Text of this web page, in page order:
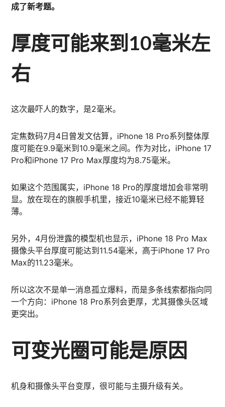
成了新考题。
厚度可能来到10毫米左
右
这次最吓人的数字，是2毫米。
定焦数码7月4日曾发文估算，iPhone 18 Pro系列整体厚
度可能在9.9毫米到10.9毫米之间。作为对比，iPhone 17
Pro和iPhone 17 Pro Max厚度均为8.75毫米。
如果这个范围属实，iPhone 18 Pro的厚度增加会非常明
显。放在现在的旗舰手机里，接近10毫米已经不能算轻
薄。
另外，4月份泄露的模型机也显示，iPhone 18 Pro Max
摄像头平台厚度可能达到11.54毫米，高于iPhone 17 Pro
Max的11.23毫米。
所以这次不是单一消息孤立爆料，而是多条线索都指向同
一个方向：iPhone 18 Pro系列会更厚，尤其摄像头区域
更突出。
可变光圈可能是原因
机身和摄像头平台变厚，很可能与主摄升级有关。